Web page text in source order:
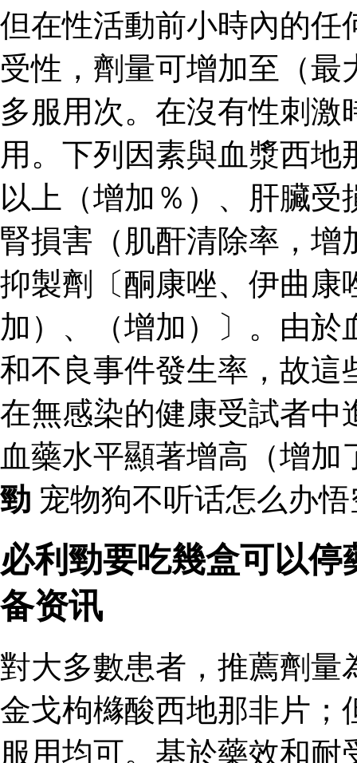
但在性活動前小時內的任
受性，劑量可增加至（
多服用次。在沒有性刺
用。下列因素與血漿西
以上（增加％）、肝臟
腎損害（肌酐清除率，增
抑製劑〔酮康唑、伊曲康
加）、（增加）〕。由
和不良事件發生率，故這
在無感染的健康受試者中
血藥水平顯著增高（增
勁 宠物狗不听话怎么办
必利勁要吃幾盒可以
备资讯
對大多數患者，推薦劑量
金戈枸櫞酸西地那非片；
服用均可。基於藥效和